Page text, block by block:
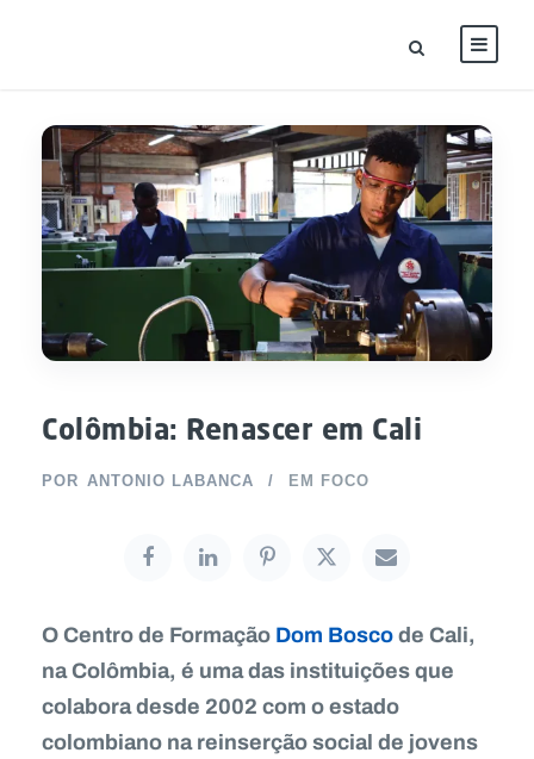
Colômbia: Renascer em Cali
POR ANTONIO LABANCA EM FOCO
O Centro de FormaçãoDom Boscode Cali,
na Colômbia, é uma das instituições que
colabora desde 2002 com o estado
colombiano na reinserção social de jovens